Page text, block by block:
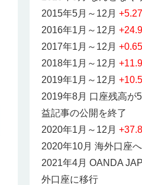
2015年5月～12月
2016年1月～12月
2017年1月～12月
2018年1月～12月
2019年1月～12月
2019年8月 口座残高が
益記事の公開を終了
2020年1月～12月
2020年10月 海外口座
2021年4月 OANDA
外口座に移行